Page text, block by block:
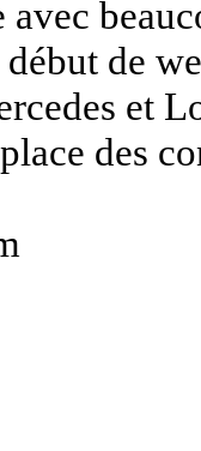
de
et
des